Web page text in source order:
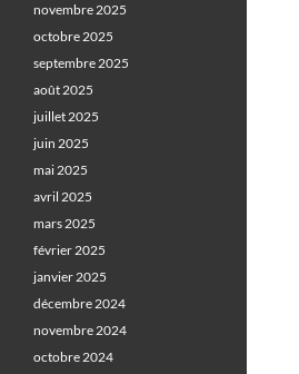
novembre 2025
octobre 2025
septembre 2025
août 2025
juillet 2025
juin 2025
mai 2025
avril 2025
mars 2025
février 2025
janvier 2025
décembre 2024
novembre 2024
octobre 2024